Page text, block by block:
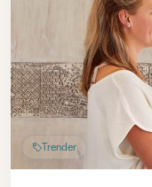
Trender